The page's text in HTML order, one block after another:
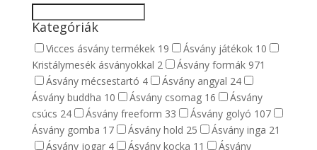
Kategóriák
Vicces ásvány termékek 19 Ásvány játékok 10
Kristálymesék ásványokkal 2 Ásvány formák 971
Ásvány mécsestartó 4 Ásvány angyal 24
Ásvány buddha 10 Ásvány csomag 16
Ásvány
csúcs 24 Ásvány freeform 33 Ásvány golyó 107
Ásvány gomba 17 Ásvány hold 25 Ásvány inga 21
Ásvány jogar 4 Ásvány kocka 11
Ásvány